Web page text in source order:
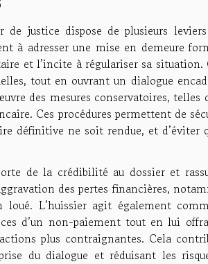
justice dispose de plusieurs
à adresser une mise en demeure
et l’incite à régulariser sa situation.
tout en ouvrant un dialogue
des mesures conservatoires, telles
Ces procédures permettent de
définitive ne soit rendue, et d’éviter
de la crédibilité au dossier et
des pertes financières,
L’huissier agit également
d’un non-paiement tout en lui
plus contraignantes. Cela
du dialogue et réduisant les